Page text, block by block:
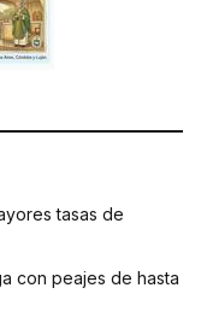
tasas de
con peajes de hasta